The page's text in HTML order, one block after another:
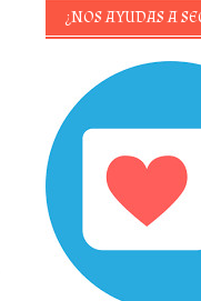
¿NOS AYUDAS A